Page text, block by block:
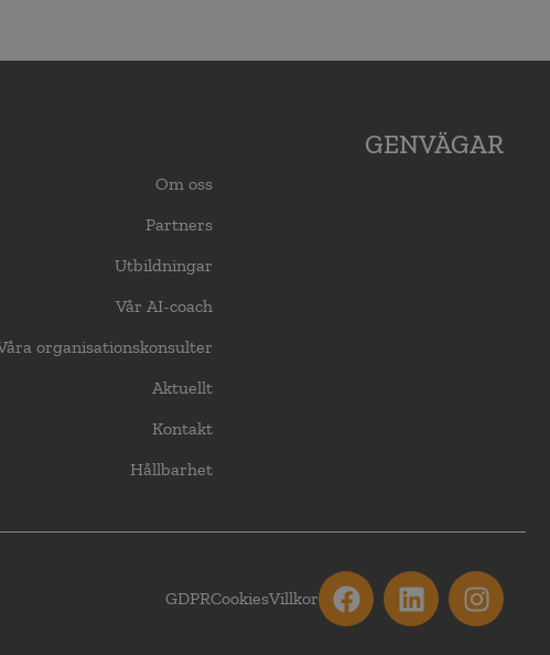
GENVÄGAR
Om oss
Partners
Utbildningar
Vår AI-coach
organisationskonsulter
Aktuellt
Kontakt
Hållbarhet
GDPRCookiesVillkor